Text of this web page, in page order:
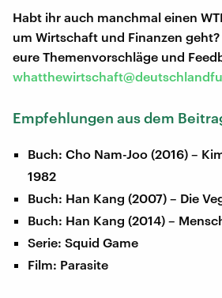
Habt ihr auch manchmal einen
um Wirtschaft und Finanzen
eure Themenvorschläge und
Empfehlungen aus dem
Buch: Cho Nam-Joo (2016) –
1982
Buch: Han Kang (2007) – Die
Buch: Han Kang (2014) –
Serie: Squid Game
Film: Parasite